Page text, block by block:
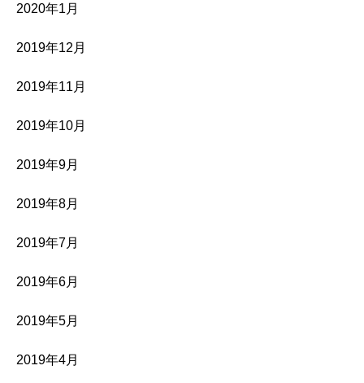
2020年1月
2019年12月
2019年11月
2019年10月
2019年9月
2019年8月
2019年7月
2019年6月
2019年5月
2019年4月